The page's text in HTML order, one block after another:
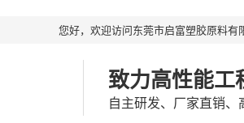
您好，欢迎访问东莞市启富塑胶原料有
致力高性能工
自主研发、厂家直销